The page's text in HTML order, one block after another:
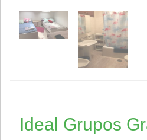
Ideal Grupos